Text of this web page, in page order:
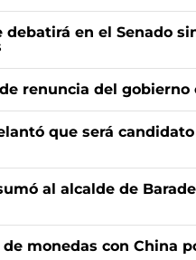
en el Senado
renuncia del gobierno
que será
al alcalde de
monedas con China